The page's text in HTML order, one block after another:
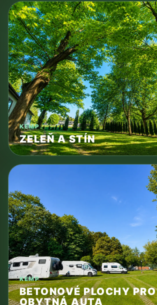
KEMP
ZELEŇ A STÍN
KEMP
BETONOVÉ PLOCHY PRO
OBYTNÁ AUTA